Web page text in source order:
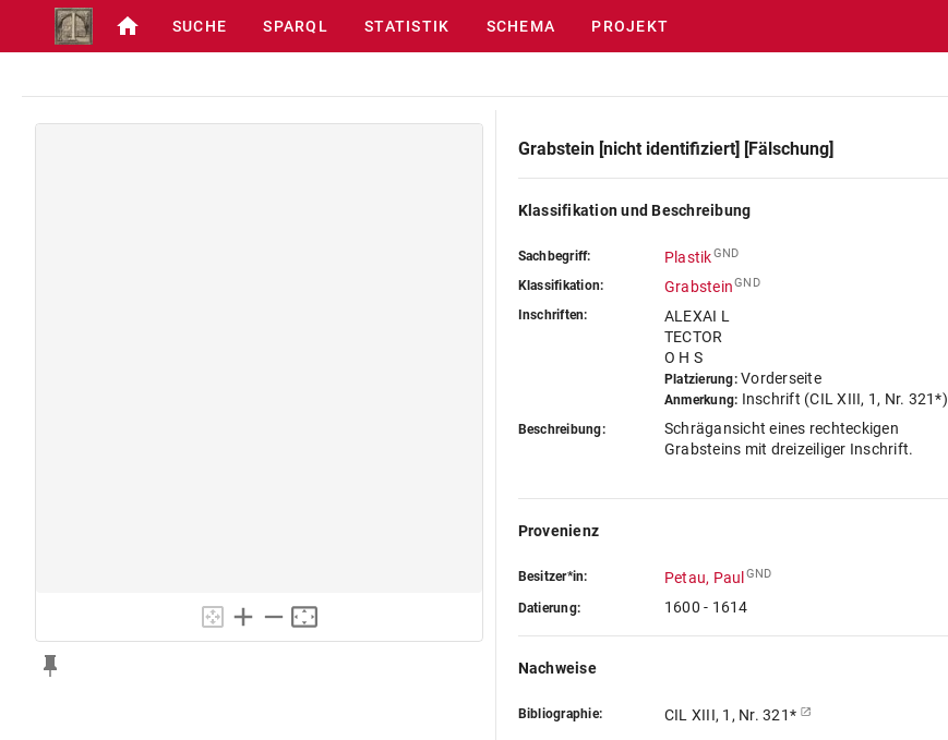
SUCHE SPARQL STATISTIK SCHEMA PROJEKT
Grabstein [nicht identifiziert] [Fälschung]
Klassifikation und Beschreibung
Sachbegriff: PlastikGND
Klassifikation: GrabsteinGND
Inschriften:
ALEXAI L
TECTOR
O H S
Platzierung:Vorderseite
Anmerkung: Inschrift (CIL XIII, 1, Nr. 321*)
Beschreibung:
Schrägansicht eines rechteckigen
Grabsteins mit dreizeiliger Inschrift.
Provenienz
Besitzer*in: Petau, Paul GND
Datierung: 1600 - 1614
Nachweise
Bibliographie: CIL XIII, 1, Nr. 321*